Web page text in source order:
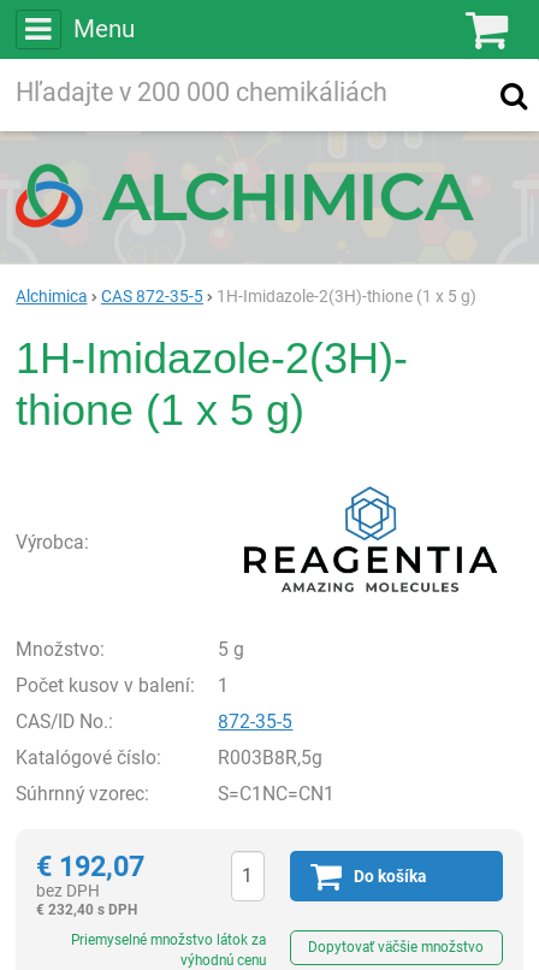
Menu
Vyhľadávanie
Alchimica CAS 872-35-5 1H-Imidazole-2(3H)-thione (1 x 5 g)
1H-Imidazole-2(3H)-
thione (1 x 5 g)
Výrobca:
Množstvo:
5 g
Počet kusov v balení:
1
CAS/ID No.:
872-35-5
Katalógové číslo:
R003B8R,5g
Súhrnný vzorec:
S=C1NC=CN1
€ 192,07
bez DPH
€ 232,40 s DPH
Do košíka
Priemyselné množstvo látok za
výhodnú cenu
Dopytovať väčšie množstvo